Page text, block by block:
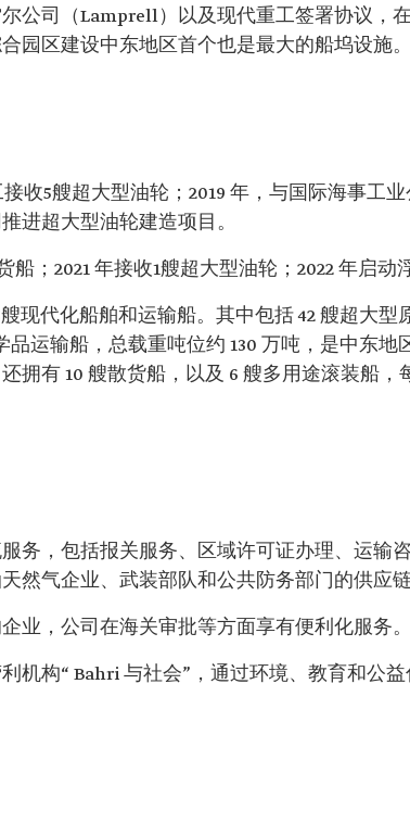
公司（Lamprell）以及现代重工签署协议，
园区建设中东地区首个也是最大的船坞设施。
收5艘超大型油轮；2019 年，与国际海事工
进超大型油轮建造项目。
船；2021 年接收1艘超大型油轮；2022 年启动
现代化船舶和运输船。其中包括 42 艘超大型
品运输船，总载重吨位约 130 万吨，是中东
拥有 10 艘散货船，以及 6 艘多用途滚装船，
务，包括报关服务、区域许可证办理、运输
然气企业、武装部队和公共防务部门的供应
业，公司在海关审批等方面享有便利化服务。
机构“ Bahri 与社会”，通过环境、教育和公益